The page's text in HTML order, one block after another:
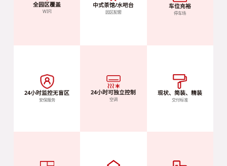
全园区覆盖
WIFI
中式茶馆/水吧台
园区配套
车位充裕
停车场
24小时监控无盲区
安保服务
24小时可独立控制
空调
现状、简装、精装
交付标准